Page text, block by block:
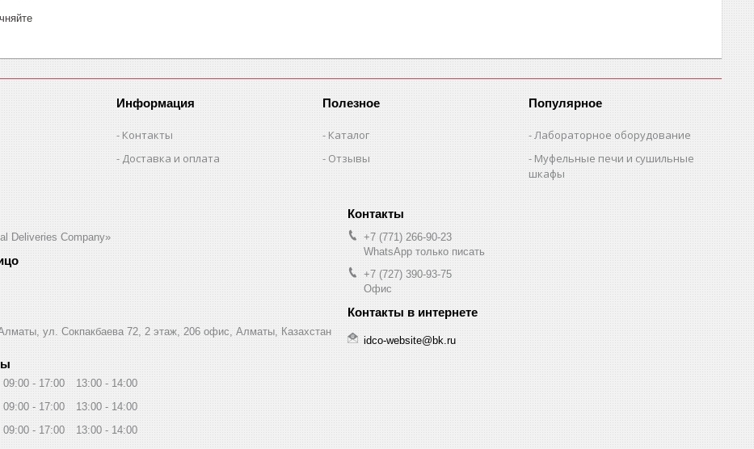
Информация
Контакты
Доставка и оплата
Полезное
Каталог
Отзывы
Популярное
Лабораторное оборудование
Муфельные печи и сушильные
шкафы
Deliveries Company»
ул. Сокпакбаева 72, 2 этаж, 206 офис, Алматы, Казахстан
+7 (771) 266-90-23
WhatsApp только писать
+7 (727) 390-93-75
Офис
idco-website@bk.ru
09:00 17:00 13:00
14:00
09:00 17:00 13:00
14:00
09:00 17:00 13:00
14:00